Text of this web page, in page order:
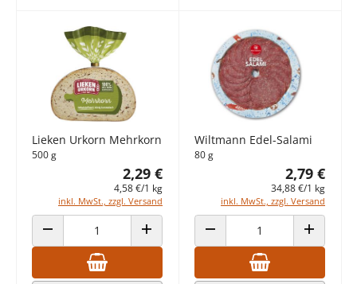
Lieken Urkorn Mehrkorn
500 g
2,29 €
4,58 €/1 kg
inkl. MwSt., zzgl. Versand
ANZAHL VERRINGERN ANZAHL ERHÖHEN
Wiltmann Edel-Salami
80 g
2,79 €
34,88 €/1 kg
inkl. MwSt., zzgl. Versand
ANZAHL VERRINGERN ANZAHL